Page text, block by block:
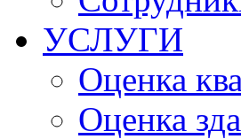
УСЛУГИ
Оценка
Оценка